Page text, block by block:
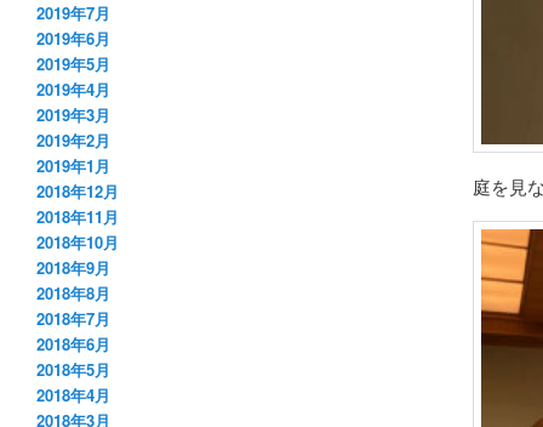
庭を見
2019年7月
2019年6月
2019年5月
2019年4月
2019年3月
2019年2月
2019年1月
2018年12月
2018年11月
2018年10月
2018年9月
2018年8月
2018年7月
2018年6月
2018年5月
2018年4月
2018年3月